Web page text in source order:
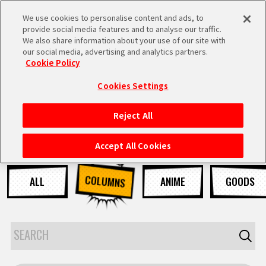
MEN
HOME
NEWS
RANKING
MOVIE
NEWS
ALL COLUMNS ANIME GOODS
We use cookies to personalise content and ads, to
provide social media features and to analyse our traffic.
We also share information about your use of our site with
our social media, advertising and analytics partners.
Cookie Policy
Cookies Settings
Reject All
Accept All Cookies